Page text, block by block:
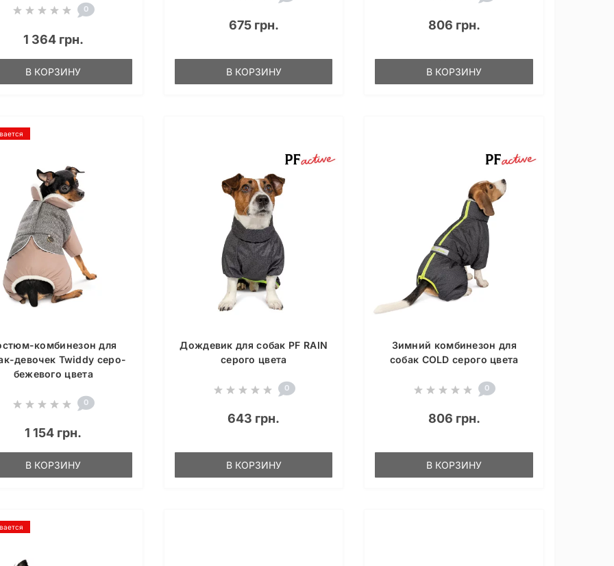
0
1 364 грн.
В КОРЗИНУ
675 грн.
В КОРЗИНУ
806 грн.
В КОРЗИНУ
комбинезон для
девочек Twiddy серо-
бежевого цвета
0
1 154 грн.
В КОРЗИНУ
Дождевик для собак PF RAIN
серого цвета
0
643 грн.
В КОРЗИНУ
Зимний комбинезон для
собак COLD серого цвета
0
806 грн.
В КОРЗИНУ